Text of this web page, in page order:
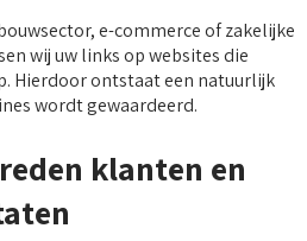
e-commerce of zakelijke
wij uw links op websites die
Hierdoor ontstaat een natuurlijk
wordt gewaardeerd.
klanten en